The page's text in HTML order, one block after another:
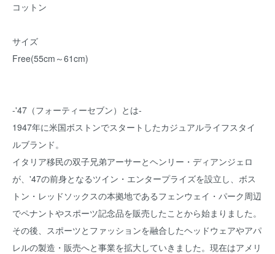
コットン
サイズ
Free(55cm～61cm)
-'47（フォーティーセブン）とは-
1947年に米国ボストンでスタートしたカジュアルライフスタイ
ルブランド。
イタリア移民の双子兄弟アーサーとヘンリー・ディアンジェロ
が、'47の前身となるツイン・エンタープライズを設立し、ボス
トン・レッドソックスの本拠地であるフェンウェイ・パーク周辺
でペナントやスポーツ記念品を販売したことから始まりました。
その後、スポーツとファッションを融合したヘッドウェアやアパ
レルの製造・販売へと事業を拡大していきました。現在はアメリ